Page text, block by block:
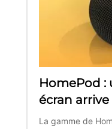
HomePod :
écran
La gamme de